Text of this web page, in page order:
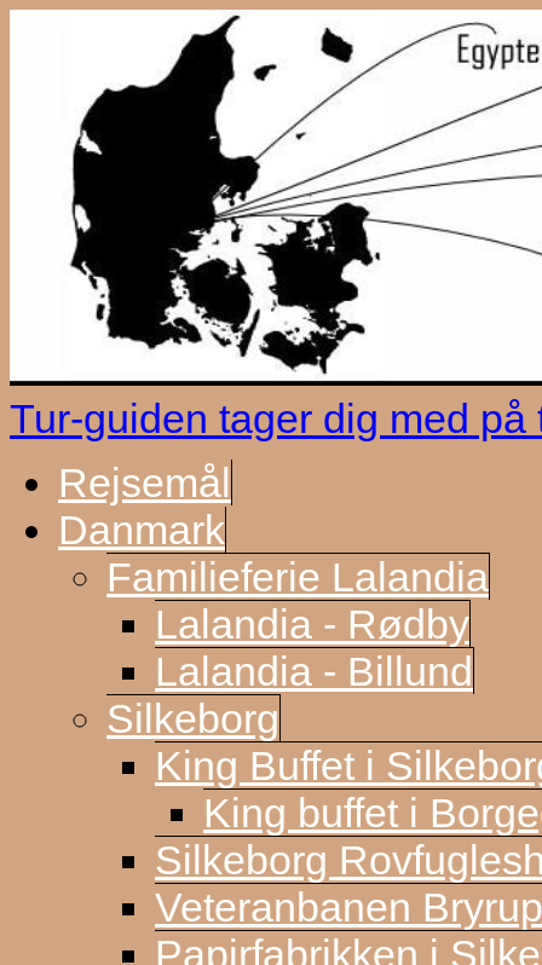
Tur-guiden tager dig med
Rejsemål
Danmark
Familieferie Lalandia
Lalandia - Rødby
Lalandia - Billund
Silkeborg
King Buffet i
King buffet i
Silkeborg
Veteranbanen
Papirfabrikken i